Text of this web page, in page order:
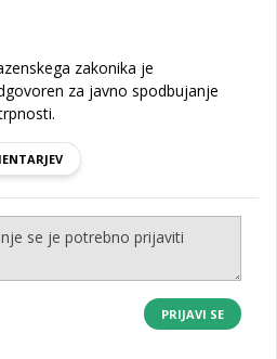
zakonika je
za javno spodbujanje
PRIJAVI SE